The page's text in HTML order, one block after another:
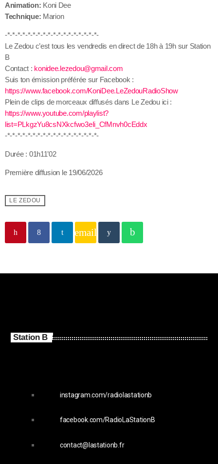
Animation: Koni Dee
Technique: Marion
-*-*-*-*-*-*-*-*-*-*-*-*-*-*-*-*-*-*-
Le Zedou c’est tous les vendredis en direct de 18h à 19h sur Station
B
Contact : konidee.lezedou@gmail.com
Suis ton émission préférée sur Facebook :
https://www.facebook.com/KoniDee.LeZedouRadioShow
Plein de clips de morceaux diffusés dans Le Zedou ici :
https://www.youtube.com/playlist?
list=PLkgzYu8csNXkcfwo3eIi_CfMnvh0cEddx
-*-*-*-*-*-*-*-*-*-*-*-*-*-*-*-*-*-*-
Durée : 01h11’02
Première diffusion le 19/06/2026
LE ZEDOU
email
Station B
instagram.com/radiolastationb
facebook.com/RadioLaStationB
contact@lastationb.fr